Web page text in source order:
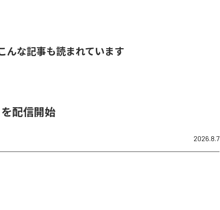
んな記事も読まれています
を配信開始
2026.8.7